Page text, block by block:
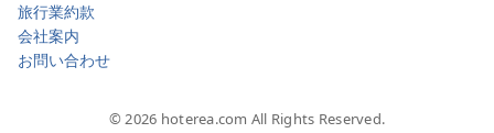
旅行業約款
会社案内
お問い合わせ
© 2026 hoterea.com All Rights Reserved.